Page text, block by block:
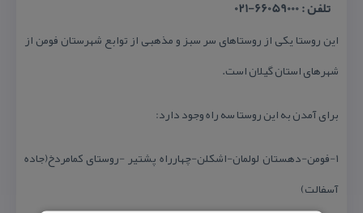
تلفن : 66059000-021
این روستا یكی از روستاهای سر سبز و مذهبی از توابع شهرستان فومن از
شهرهای استان گیلان است.
برای آمدن به این روستا سه راه وجود دارد:
۱-فومن-دهستان لولمان-اشكلن-چهارراه پشتیر -روستای كمامردخ(جاده
آسفالت)